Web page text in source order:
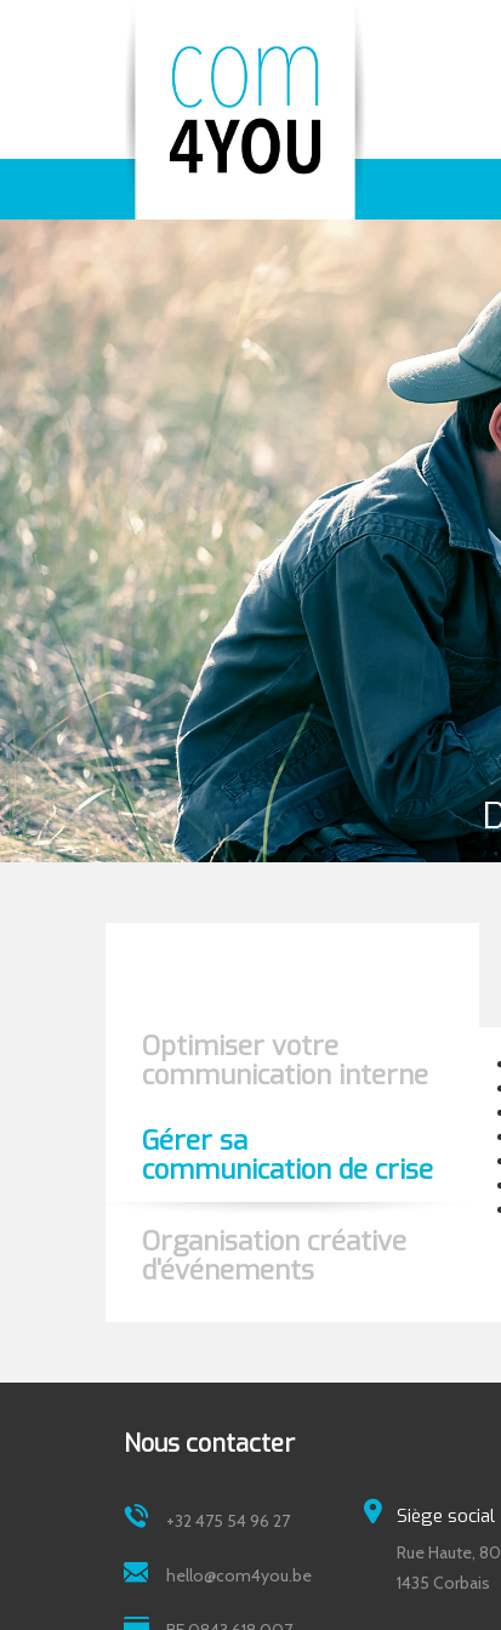
Optimiser votre
communication interne
Gérer sa
communication de crise
Organisation créative
d'événements
Nous contacter
+32 475 54 96 27
hello@com4you.be
Siège social
Rue Haute, 80
1435 Corbais